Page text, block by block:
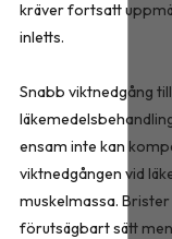
kräver fortsatt
inletts.
Snabb viktnedgång
ensam inte kan
viktnedgången vid
muskelmassa.
förutsägbart sätt